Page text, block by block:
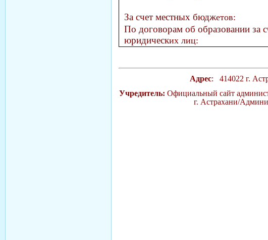
За счет местных бюджетов:
По договорам об образовании за
юридических лиц:
Адрес: 414022 г.
Учредитель: Официальный сайт
г. Астрахани/